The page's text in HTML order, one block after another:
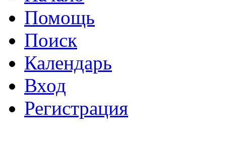
Помощь
Поиск
Календарь
Вход
Регистрация